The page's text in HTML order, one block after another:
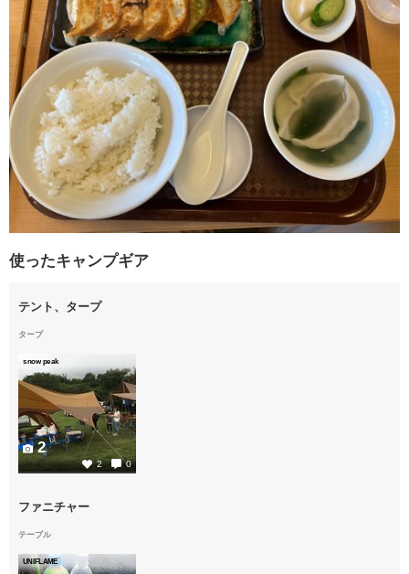
使ったキャンプギア
テント、タープ
タープ
snow peak
2 0
2
ファニチャー
テーブル
UNIFLAME